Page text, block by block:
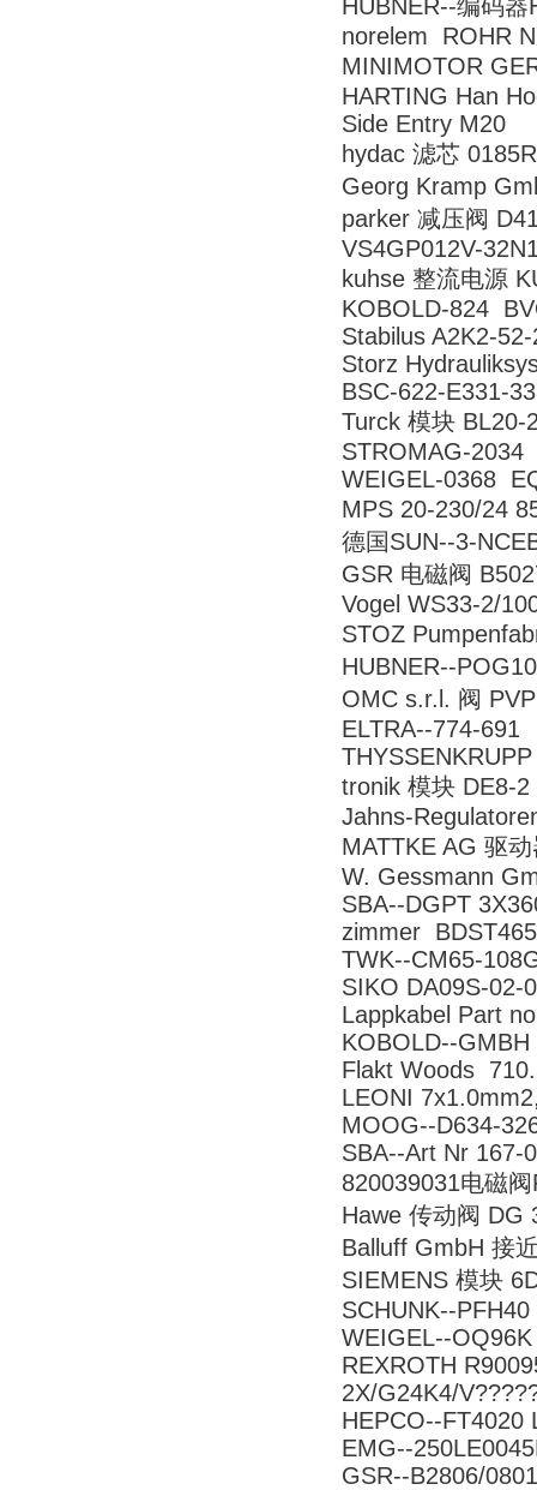
HUBNER--编码
norelem ROHR
MINIMOTOR
HARTING Han
Side Entry M20
hydac 滤芯
Georg Kramp
parker 减压阀
VS4GP012V-
kuhse 整流电源
KOBOLD-824
Stabilus A2K2-
Storz
BSC-622-
Turck 模块
STROMAG-2034
WEIGEL-0368
MPS 20-230/24
德国SUN--3-
GSR 电磁阀
Vogel WS33-
STOZ
HUBNER--
OMC s.r.l. 阀
ELTRA--774-691
tronik 模块 DE8-2
Jahns-
MATTKE AG 驱
W. Gessmann
SBA--DGPT
zimmer
TWK--CM65-
SIKO DA09S-02-
Lappkabel Part
KOBOLD--GMBH
Flakt Woods
LEONI
MOOG--D634-
SBA--Art Nr 167-
820039031电磁
Hawe 传动阀 DG
Balluff GmbH 接
SIEMENS 模块
SCHUNK--
WEIGEL--
REXROTH
2X/G24K4/
HEPCO--FT4020
EMG--
GSR--B2806/